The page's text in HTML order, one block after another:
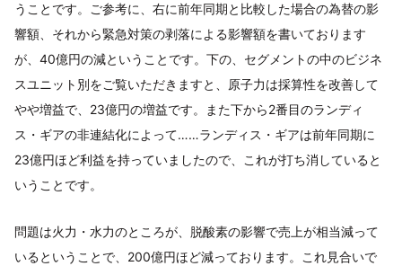
うことです。ご参考に、右に前年同期と比較した場合の為替の影
響額、それから緊急対策の剥落による影響額を書いております
が、40億円の減ということです。下の、セグメントの中のビジネ
スユニット別をご覧いただきますと、原子力は採算性を改善して
やや増益で、23億円の増益です。また下から2番目のランディ
ス・ギアの非連結化によって……ランディス・ギアは前年同期に
23億円ほど利益を持っていましたので、これが打ち消していると
いうことです。
問題は火力・水力のところが、脱酸素の影響で売上が相当減って
いるということで、200億円ほど減っております。これ見合いで